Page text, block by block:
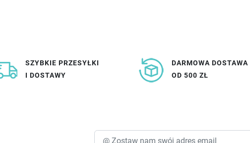
SZYBKIE PRZESYŁKI
I DOSTAWY
DARMOWA DOSTAWA
OD 500 ZŁ